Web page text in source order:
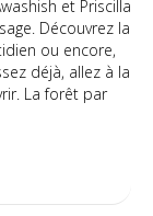
et Priscilla
Découvrez la
ou encore,
déjà, allez à la
La forêt par